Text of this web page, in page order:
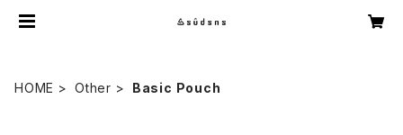
HOME Other Basic Pouch